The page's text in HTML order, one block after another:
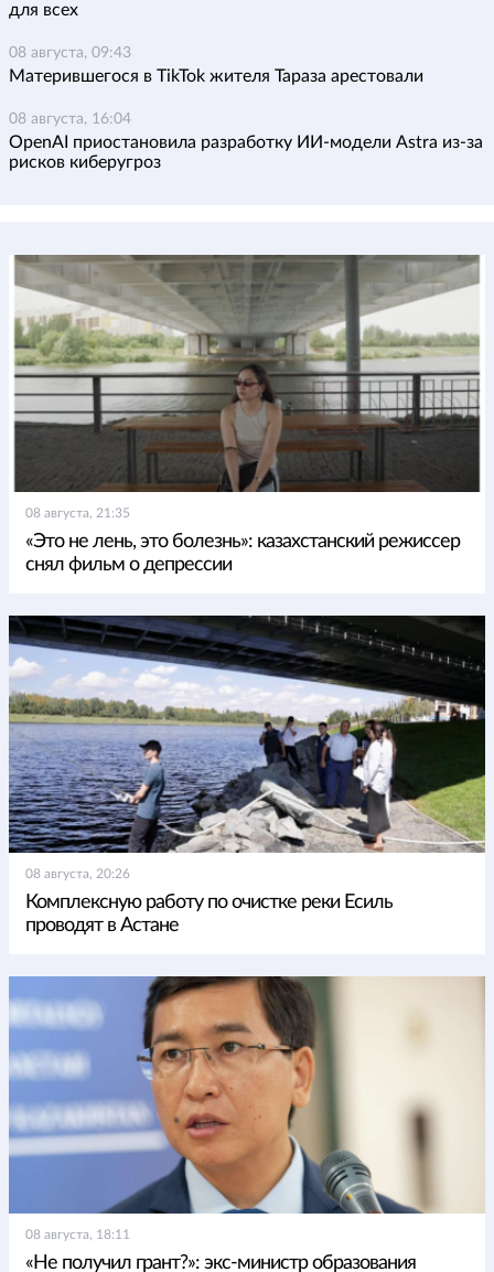
для всех
08 августа, 09:43
Матерившегося в TikTok жителя Тараза арестовали
08 августа, 16:04
OpenAI приостановила разработку ИИ-модели Astra из-за
рисков киберугроз
08 августа, 21:35
«Это не лень, это болезнь»: казахстанский режиссер
снял фильм о депрессии
08 августа, 20:26
Комплексную работу по очистке реки Есиль
проводят в Астане
08 августа, 18:11
«Не получил грант?»: экс-министр образования